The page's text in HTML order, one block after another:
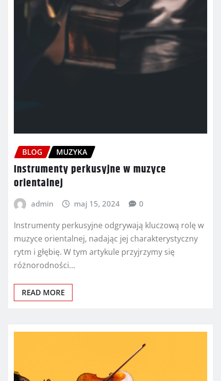
BLOG MUZYKA
Instrumenty perkusyjne w muzyce
orientalnej
admin maj 15, 2024 0
Instrumenty perkusyjne odgrywają kluczową rolę w
muzyce orientalnej, nadając jej charakterystyczny
rytm i głębię. W tym artykule przyjrzymy się
różnorodności…
READ MORE